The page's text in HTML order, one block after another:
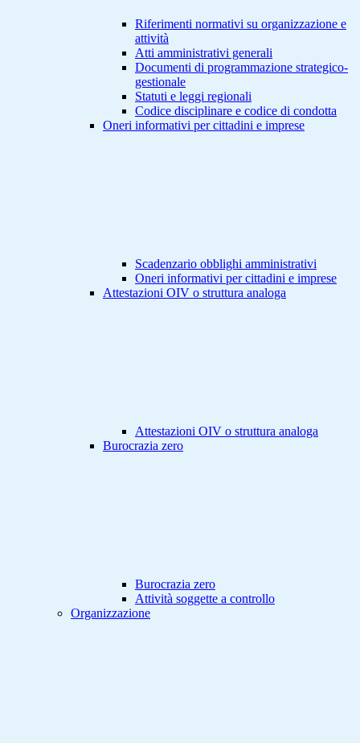
Riferimenti normativi su organizzazione e
attività
Atti amministrativi generali
Documenti di programmazione strategico-
gestionale
Statuti e leggi regionali
Codice disciplinare e codice di condotta
Oneri informativi per cittadini e imprese
Scadenzario obblighi amministrativi
Oneri informativi per cittadini e imprese
Attestazioni OIV o struttura analoga
Attestazioni OIV o struttura analoga
Burocrazia zero
Burocrazia zero
Attività soggette a controllo
Organizzazione